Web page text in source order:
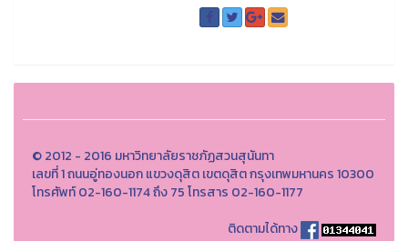
© 2012 - 2016 มหาวิทยาลัยราชภัฏสวนสุนันทา
เลขที่ 1 ถนนอู่ทองนอก แขวงดุสิต เขตดุสิต กรุงเทพมหานคร 10300
โทรศัพท์ 02-160-1174 ถึง 75 โทรสาร 02-160-1177
ติดตามได้ทาง